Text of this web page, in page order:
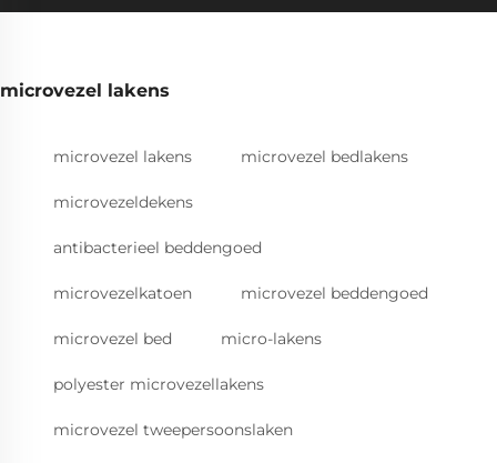
microvezel lakens
microvezel lakens microvezel bedlakens
microvezeldekens
antibacterieel beddengoed
microvezelkatoen microvezel beddengoed
microvezel bed micro-lakens
polyester microvezellakens
microvezel tweepersoonslaken